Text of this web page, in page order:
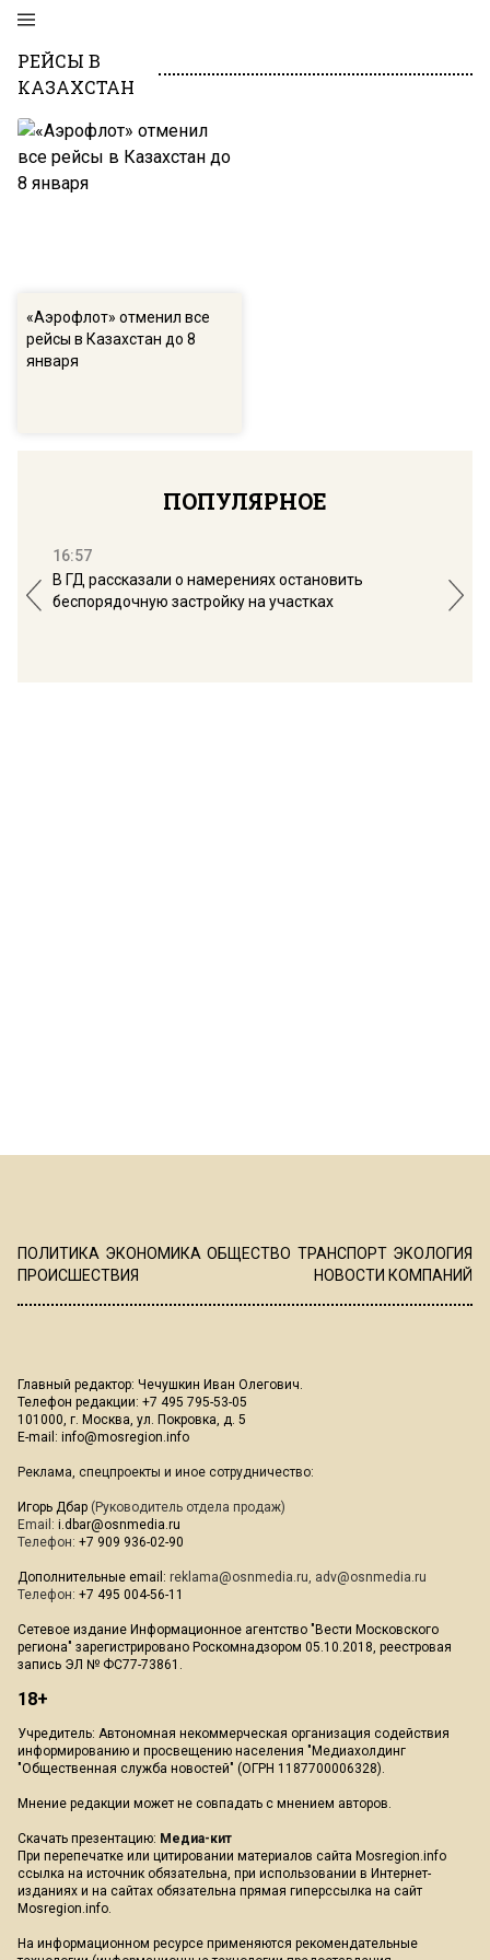
РЕЙСЫ В
КАЗАХСТАН
«Аэрофлот» отменил все
рейсы в Казахстан до 8
января
ПОПУЛЯРНОЕ
16:57
В ГД рассказали о намерениях остановить
беспорядочную застройку на участках
ПОЛИТИКА ЭКОНОМИКА ОБЩЕСТВО ТРАНСПОРТ ЭКОЛОГИЯ
ПРОИСШЕСТВИЯ
НОВОСТИ КОМПАНИЙ
Главный редактор: Чечушкин Иван Олегович.
Телефон редакции: +7 495 795-53-05
101000, г. Москва, ул. Покровка, д. 5
E-mail: info@mosregion.info
Реклама, спецпроекты и иное сотрудничество:
Игорь Дбар (Руководитель отдела продаж)
Email: i.dbar@osnmedia.ru
Телефон: +7 909 936-02-90
Дополнительные email: reklama@osnmedia.ru, adv@osnmedia.ru
Телефон: +7 495 004-56-11
Сетевое издание Информационное агентство "Вести Московского
региона" зарегистрировано Роскомнадзором 05.10.2018, реестровая
запись ЭЛ № ФС77-73861.
18+
Учредитель: Автономная некоммерческая организация содействия
информированию и просвещению населения "Медиахолдинг
"Общественная служба новостей" (ОГРН 1187700006328).
Мнение редакции может не совпадать с мнением авторов.
Скачать презентацию: Медиа-кит
При перепечатке или цитировании материалов сайта Mosregion.info
ссылка на источник обязательна, при использовании в Интернет-
изданиях и на сайтах обязательна прямая гиперссылка на сайт
Mosregion.info.
На информационном ресурсе применяются рекомендательные